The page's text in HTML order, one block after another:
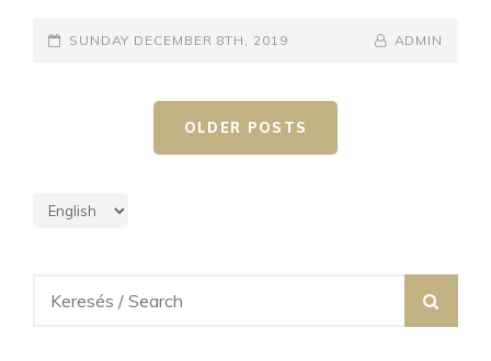
FACEBOOK!
POSTED-
SUNDAY DECEMBER 8TH, 2019
BY
BYLINE
ADMIN
OLDER POSTS
for: